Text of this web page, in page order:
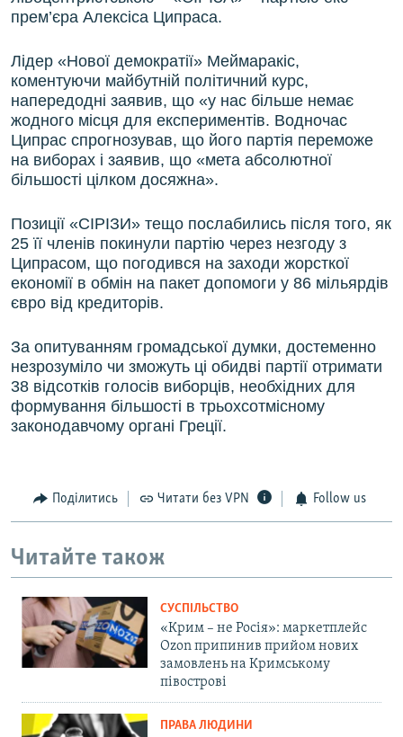
прем’єра Алексіса Ципраса.
Лідер «Нової демократії» Меймаракіс,
коментуючи майбутній політичний курс,
напередодні заявив, що «у нас більше немає
жодного місця для експериментів. Водночас
Ципрас спрогнозував, що його партія переможе
на виборах і заявив, що «мета абсолютної
більшості цілком досяжна».
Позиції «СІРІЗИ» тещо послабились після того, як
25 її членів покинули партію через незгоду з
Ципрасом, що погодився на заходи жорсткої
економії в обмін на пакет допомоги у 86 мільярдів
євро від кредиторів.
За опитуванням громадської думки, достеменно
незрозуміло чи зможуть ці обидві партії отримати
38 відсотків голосів виборців, необхідних для
формування більшості в трьохсотмісному
законодавчому органі Греції.
Поділитись Читати без VPN Follow us
Читайте також
СУСПІЛЬСТВО
«Крим – не Росія»: маркетплейс
Ozon припинив прийом нових
замовлень на Кримському
півострові
ПРАВА ЛЮДИНИ